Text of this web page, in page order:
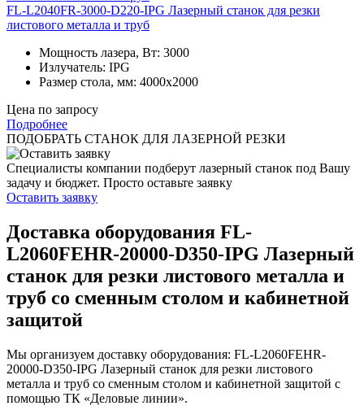
FL-L2040FR-3000-D220-IPG Лазерный станок для резки
листового металла и труб
Мощность лазера, Вт: 3000
Излучатель: IPG
Размер стола, мм: 4000x2000
Цена по запросу
Подробнее
ПОДОБРАТЬ СТАНОК ДЛЯ ЛАЗЕРНОЙ РЕЗКИ
Специалисты компании подберут лазерный станок под Вашу
задачу и бюджет. Просто оставьте заявку
Оставить заявку
Доставка оборудования FL-
L2060FEHR-20000-D350-IPG Лазерный
станок для резки листового металла и
труб со сменным столом и кабинетной
защитой
Мы организуем доставку оборудования: FL-L2060FEHR-
20000-D350-IPG Лазерный станок для резки листового
металла и труб со сменным столом и кабинетной защитой с
помощью ТК «Деловые линии».